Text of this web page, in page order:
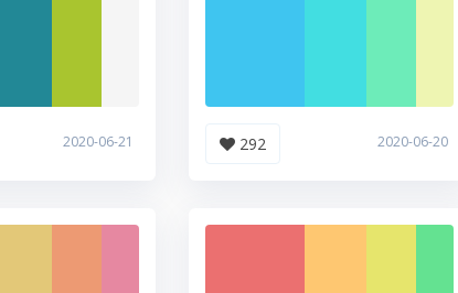
2020-06-21 292 2020-06-20